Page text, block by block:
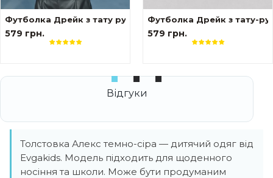
Сакура
Футболка Дрейк з тату рукавами tattoo style
579 грн.
Футболка Дрейк з тату-
579 грн.
Толстовка Алекс темно-сіра — дитячий одяг від
Evgakids. Модель підходить для щоденного
носіння та школи. Може бути продуманим